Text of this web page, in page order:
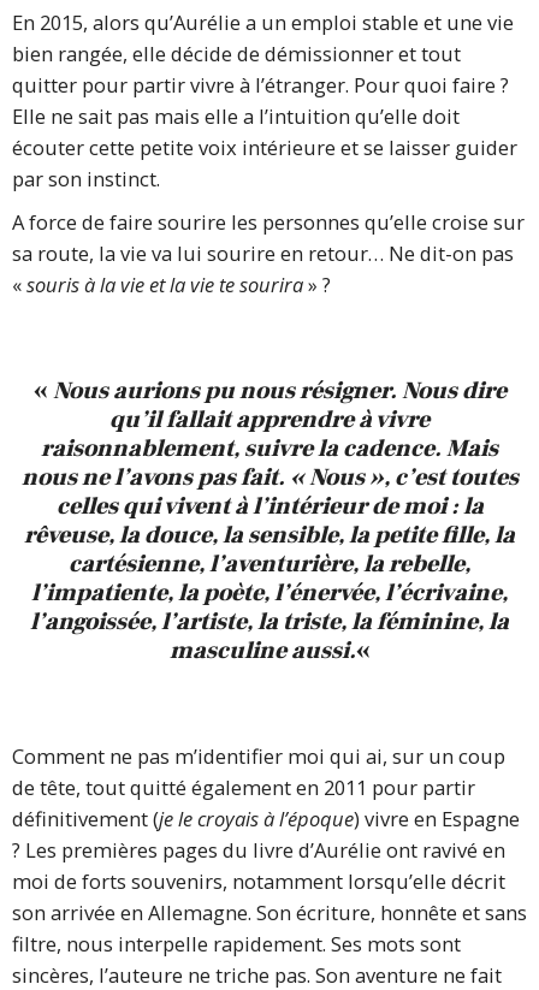
En 2015, alors qu’Aurélie a un emploi stable et une vie
bien rangée, elle décide de démissionner et tout
quitter pour partir vivre à l’étranger. Pour quoi faire ?
Elle ne sait pas mais elle a l’intuition qu’elle doit
écouter cette petite voix intérieure et se laisser guider
par son instinct.
A force de faire sourire les personnes qu’elle croise sur
sa route, la vie va lui sourire en retour… Ne dit-on pas
«souris à la vie et la vie te sourira» ?
«Nous aurions pu nous résigner. Nous dire
qu’il fallait apprendre à vivre
raisonnablement, suivre la cadence. Mais
nous ne l’avons pas fait. « Nous », c’est toutes
celles qui vivent à l’intérieur de moi : la
rêveuse, la douce, la sensible, la petite fille, la
cartésienne, l’aventurière, la rebelle,
l’impatiente, la poète, l’énervée, l’écrivaine,
l’angoissée, l’artiste, la triste, la féminine, la
masculine aussi.«
Comment ne pas m’identifier moi qui ai, sur un coup
de tête, tout quitté également en 2011 pour partir
définitivement (je le croyais à l’époque) vivre en Espagne
? Les premières pages du livre d’Aurélie ont ravivé en
moi de forts souvenirs, notamment lorsqu’elle décrit
son arrivée en Allemagne. Son écriture, honnête et sans
filtre, nous interpelle rapidement. Ses mots sont
sincères, l’auteure ne triche pas. Son aventure ne fait